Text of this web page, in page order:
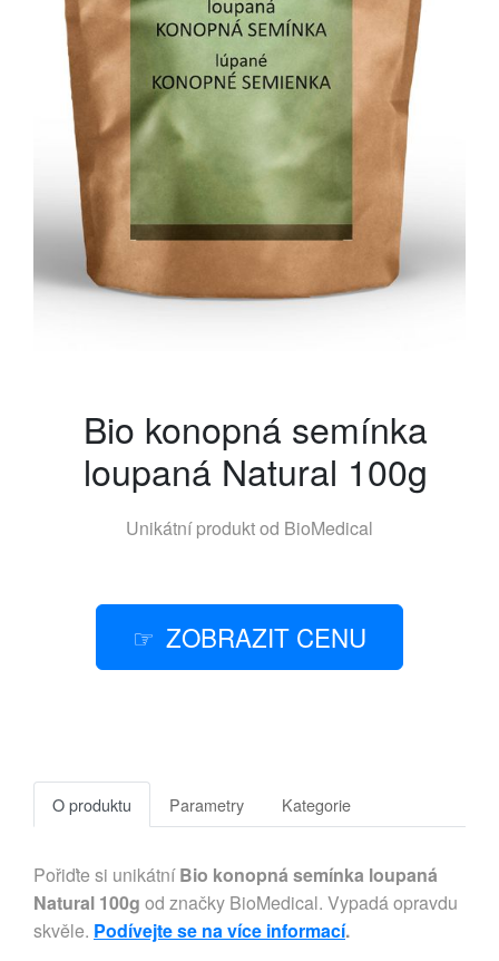
Bio konopná semínka
loupaná Natural 100g
Unikátní produkt od BioMedical
ZOBRAZIT CENU
O produktu Parametry Kategorie
Pořiďte si unikátníBio konopná semínka loupaná
Natural 100g od značky BioMedical. Vypadá opravdu
skvěle. Podívejte se na více informací.